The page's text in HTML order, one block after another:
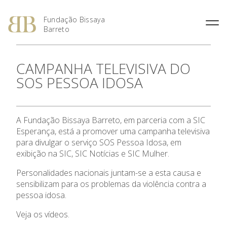
Fundação Bissaya
Barreto
A Fundação
Percurso Académico e
Profissional
Públicas
Áreas de Intervenção
Áreas de Intervenção
Serviço Domiciliário de
Coimbra
Domiciliários
Centro Geriátrico Luís Viegas
Nascimento
SOS Pessoa Idosa
Violência Doméstica
Serviço Educativo do Portugal
dos Pequenitos
Bissaya Barreto
Casa das Artes Bissaya
Barreto
Parcerias Sociais
O Prémio Bissaya Barreto de
Literatura Para a Infância
Regulamento
Obras Premiadas
O Prémio Nuno Viegas
Nascimento
Prémio 2018: Edição
Prémio 2012: Cultura
Prémio 2011: Saúde na
Criança – Alavanca da
Cidadania
Promoção Social
Prémio 2009: Educar para
CAMPANHA TELEVISIVA DO
SOS PESSOA IDOSA
A Fundação Bissaya Barreto, em parceria com a SIC
Esperança, está a promover uma campanha televisiva
para divulgar o serviço SOS Pessoa Idosa, em
exibição na SIC, SIC Notícias e SIC Mulher.
Personalidades nacionais juntam-se a esta causa e
sensibilizam para os problemas da violência contra a
pessoa idosa.
Veja os vídeos.